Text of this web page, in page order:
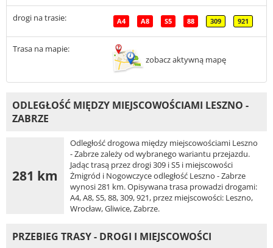
drogi na trasie: A4 A8 S5 88 309 921
Trasa na mapie:
zobacz aktywną mapę
ODLEGŁOŚĆ MIĘDZY MIEJSCOWOŚCIAMI LESZNO -
ZABRZE
281 km
Odległość drogowa między miejscowościami Leszno
- Zabrze zależy od wybranego wariantu przejazdu.
Jadąc trasą przez drogi 309 i S5 i miejscowości
Żmigród i Nogowczyce odległość Leszno - Zabrze
wynosi 281 km. Opisywana trasa prowadzi drogami:
A4, A8, S5, 88, 309, 921, przez miejscowości: Leszno,
Wrocław, Gliwice, Zabrze.
PRZEBIEG TRASY - DROGI I MIEJSCOWOŚCI